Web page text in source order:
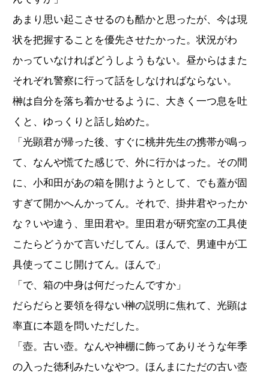
あまり思い起こさせるのも酷かと思ったが、今は現
状を把握することを優先させたかった。状況がわ
かっていなければどうしようもない。昼からはまた
それぞれ警察に行って話をしなければならない。
榊は自分を落ち着かせるように、大きく一つ息を吐
くと、ゆっくりと話し始めた。
「光顕君が帰った後、すぐに桃井先生の携帯が鳴っ
て、なんや慌てた感じで、外に行かはった。その間
に、小和田があの箱を開けようとして、でも蓋が固
すぎて開かへんかってん。それで、掛井君やったか
な？いや違う、里田君や。里田君が研究室の工具使
こたらどうかて言いだしてん。ほんで、男連中が工
具使ってこじ開けてん。ほんで」
「で、箱の中身は何だったんですか」
だらだらと要領を得ない榊の説明に焦れて、光顕は
率直に本題を問いただした。
「壺。古い壺。なんや神棚に飾ってありそうな年季
の入った徳利みたいなやつ。ほんまにただの古い壺